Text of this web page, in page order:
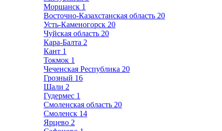
Моршанск 1
Восточно-Казахстанская область 20
Усть-Каменогорск 20
Чуйская область 20
Кара-Балта 2
Кант 1
Токмок 1
Чеченская Республика 20
Грозный 16
Шали 2
Гудермес 1
Смоленская область 20
Смоленск 14
Ярцево 2